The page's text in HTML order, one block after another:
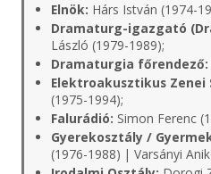
Elnök: Hárs István (1974-
Dramaturg-igazgató
László (1979-1989);
Dramaturgia főrendező:
Elektroakusztikus Zenei
(1975-1994);
Falurádió: Simon Ferenc
Gyerekosztály /
(1976-1988) | Varsányi